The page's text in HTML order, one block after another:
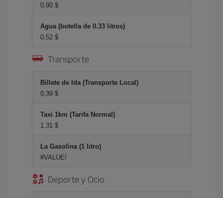
0,90 $
Agua (botella de 0.33 litros)
0,52 $
Transporte
Billete de Ida (Transporte Local)
0,39 $
Taxi 1km (Tarifa Normal)
1,31 $
La Gasolina (1 litro)
#VALUE!
Deporte y Ocio